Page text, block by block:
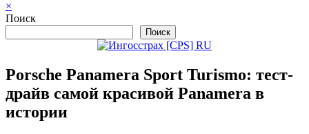
×
Поиск
Поиск
Porsche Panamera Sport Turismo: тест-
драйв самой красивой Panamera в
истории